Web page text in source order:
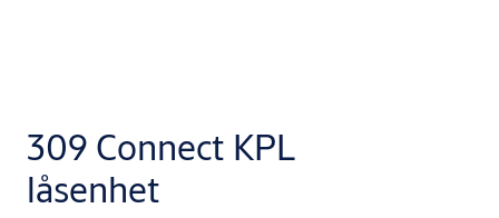
309 Connect KPL
låsenhet